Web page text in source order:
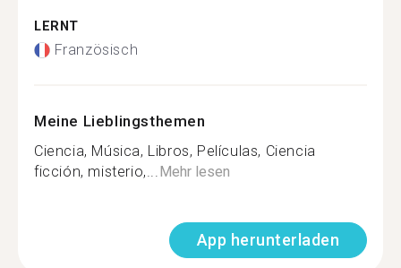
LERNT
Französisch
Meine Lieblingsthemen
Ciencia, Música, Libros, Películas, Ciencia
ficción, misterio,...Mehr lesen
App herunterladen